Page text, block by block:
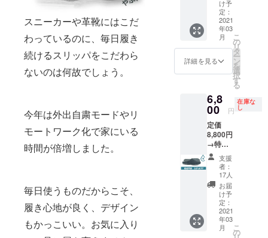
スニーカーや革靴にはこだ
わっているのに、毎日履き
続けるスリッパをこだわら
ないのは何故でしょう。
今年は外出自粛モードやリ
モートワーク化で家にいる
時間が倍増しました。
毎日使うものだからこそ、
履き心地が良く、デザイン
もかっこいい。お気に入り
況によ
り出荷
時期が
遅れる
場合が
ござい
ます。
満たな
い場合
はどち
らか多
い方一
色の展
了承く
ださ
い。 ・
商品代
金に
は、ご
自宅ま
での送
料も含
まれて
お りま
す。 ・
製造状
況によ
り出荷
トス
リッパ
10足 (本
体、保
存袋) 来
客セッ
トは別
途問い
にてサ
イズと
カラー
のヒア
リング
をさせ
て頂き
ます。
・商品
代金に
は、ご
自宅ま
での送
料も含
まれて
け予
定：
2021
年03
月
詳細を見る
こ
の
リ
タ
ー
ン
を
選
択
す
る
6,8
00 円
在庫な
し
定価
8,800円
→特別
価格
6,800円
内容 コ
ン
フォー
トス
リッパ1
足 (本
体、保
支援
者：
17人
お届
け予
定：
2021
年03
月
こ
の